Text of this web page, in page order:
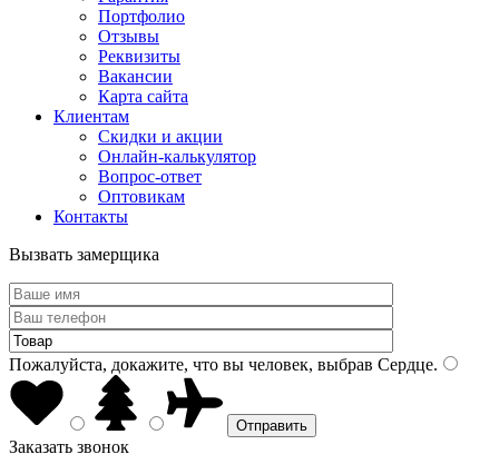
Портфолио
Отзывы
Реквизиты
Вакансии
Карта сайта
Клиентам
Скидки и акции
Онлайн-калькулятор
Вопрос-ответ
Оптовикам
Контакты
Вызвать замерщика
Пожалуйста, докажите, что вы человек, выбрав Сердце.
Заказать звонок